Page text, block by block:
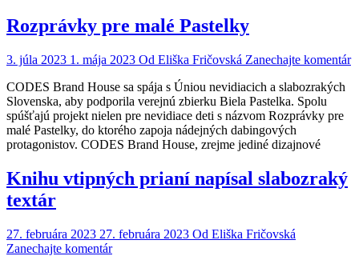
Rozprávky pre malé Pastelky
3. júla 2023 1. mája 2023 Od Eliška Fričovská Zanechajte komentár
CODES Brand House sa spája s Úniou nevidiacich a slabozrakých
Slovenska, aby podporila verejnú zbierku Biela Pastelka. Spolu
spúšťajú projekt nielen pre nevidiace deti s názvom Rozprávky pre
malé Pastelky, do ktorého zapoja nádejných dabingových
protagonistov. CODES Brand House, zrejme jediné dizajnové
Knihu vtipných prianí napísal slabozraký
textár
27. februára 2023 27. februára 2023 Od Eliška Fričovská
Zanechajte komentáron